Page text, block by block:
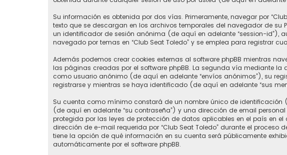
Su información es obtenida por dos vías. Primeramente, navegar por
texto que se descargan en los archivos temporales del navegador de
un identificador de sesión anónima (de aquí en adelante “session-id”),
navegado por temas en “Club Seat Toledo” y se emplea para registrar
Además podemos crear cookies externas al software phpBB mientras
las páginas creadas por el software phpBB. La segunda vía mediante la
como usuario anónimo (de aquí en adelante “envíos anónimos”), su
registrarse y mientras se haya identificado (de aquí en adelante “sus
Su cuenta como mínimo constará de un nombre único de
(de aquí en adelante “su contraseña”) y una dirección de email
protegida por las leyes de protección de datos aplicables en el país en
dirección de e-mail requerida por “Club Seat Toledo” durante el proceso
tiene la opción de qué información en su cuenta será públicamente
automáticamente por el software phpBB.